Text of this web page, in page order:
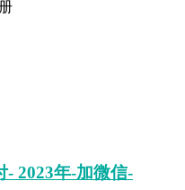
2023年-加微信-